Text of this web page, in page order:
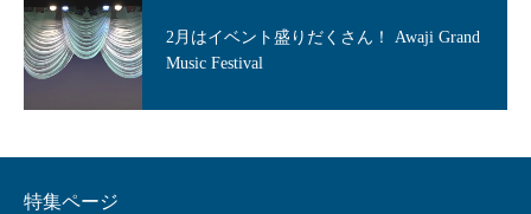
2月はイベント盛りだくさん！ Awaji Grand
Music Festival
特集ページ